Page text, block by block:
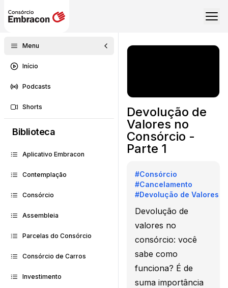
Menu
Início
Podcasts
Shorts
Biblioteca
Aplicativo Embracon
Contemplação
Consórcio
Assembleia
Parcelas do Consórcio
Consórcio de Carros
Investimento
Devolução de
Valores no
Consórcio -
Parte 1
#Consórcio
#Cancelamento
#Devolução de Valores
Devolução de
valores no
consórcio: você
sabe como
funciona? É de
suma importância